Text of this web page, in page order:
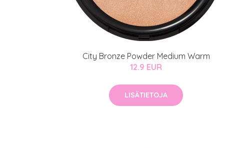
City Bronze Powder Medium Warm
12.9 EUR
LISÄTIETOJA